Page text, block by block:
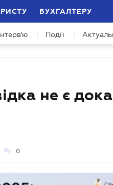
БУХГАЛТЕРУ
Події
не є
0